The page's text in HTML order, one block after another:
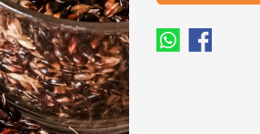
-Alta
- Forragem